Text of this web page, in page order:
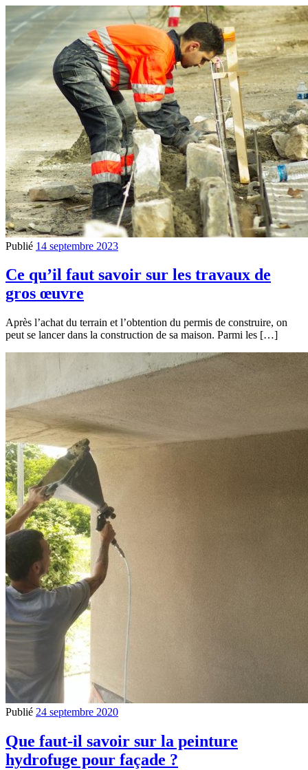
Publié 14 septembre 2023
Ce qu’il faut savoir sur les travaux de
gros œuvre
Après l’achat du terrain et l’obtention du permis de construire, on
peut se lancer dans la construction de sa maison. Parmi les […]
Publié 24 septembre 2020
Que faut-il savoir sur la peinture
hydrofuge pour façade ?